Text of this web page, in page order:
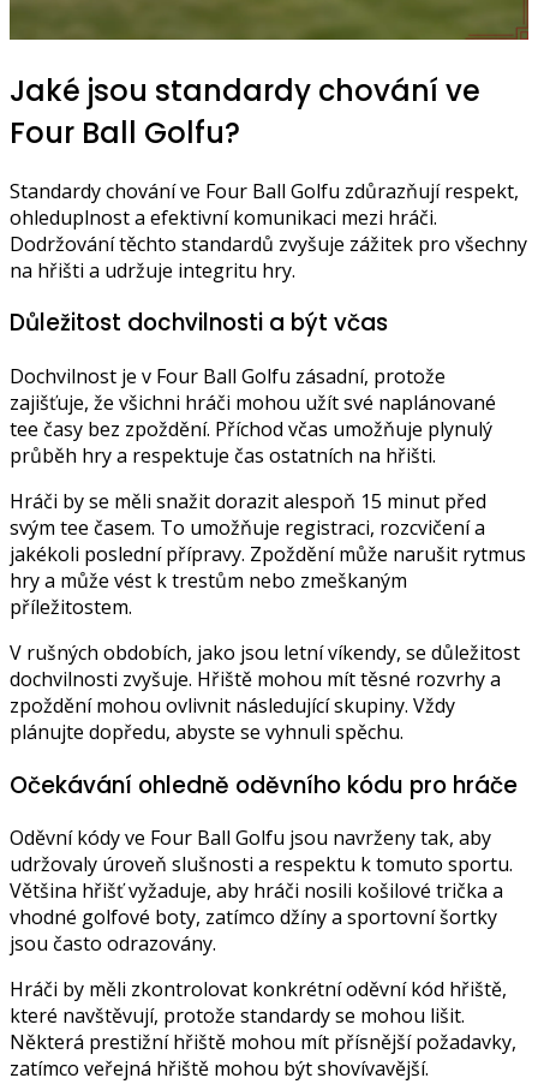
Jaké jsou standardy chování ve
Four Ball Golfu?
Standardy chování ve Four Ball Golfu zdůrazňují respekt,
ohleduplnost a efektivní komunikaci mezi hráči.
Dodržování těchto standardů zvyšuje zážitek pro všechny
na hřišti a udržuje integritu hry.
Důležitost dochvilnosti a být včas
Dochvilnost je v Four Ball Golfu zásadní, protože
zajišťuje, že všichni hráči mohou užít své naplánované
tee časy bez zpoždění. Příchod včas umožňuje plynulý
průběh hry a respektuje čas ostatních na hřišti.
Hráči by se měli snažit dorazit alespoň 15 minut před
svým tee časem. To umožňuje registraci, rozcvičení a
jakékoli poslední přípravy. Zpoždění může narušit rytmus
hry a může vést k trestům nebo zmeškaným
příležitostem.
V rušných obdobích, jako jsou letní víkendy, se důležitost
dochvilnosti zvyšuje. Hřiště mohou mít těsné rozvrhy a
zpoždění mohou ovlivnit následující skupiny. Vždy
plánujte dopředu, abyste se vyhnuli spěchu.
Očekávání ohledně oděvního kódu pro hráče
Oděvní kódy ve Four Ball Golfu jsou navrženy tak, aby
udržovaly úroveň slušnosti a respektu k tomuto sportu.
Většina hřišť vyžaduje, aby hráči nosili košilové trička a
vhodné golfové boty, zatímco džíny a sportovní šortky
jsou často odrazovány.
Hráči by měli zkontrolovat konkrétní oděvní kód hřiště,
které navštěvují, protože standardy se mohou lišit.
Některá prestižní hřiště mohou mít přísnější požadavky,
zatímco veřejná hřiště mohou být shovívavější.